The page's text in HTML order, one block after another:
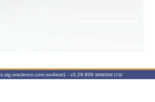
- v3.29.809 06/08/2026 17:32